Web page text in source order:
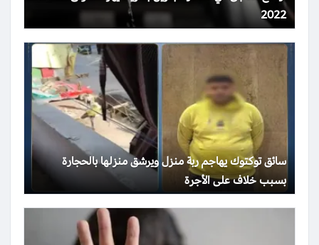
2022
سائق توكتوك يهاجم ربة منزل ويرشق منزلها بالحجارة
بسبب خلاف على الأجرة